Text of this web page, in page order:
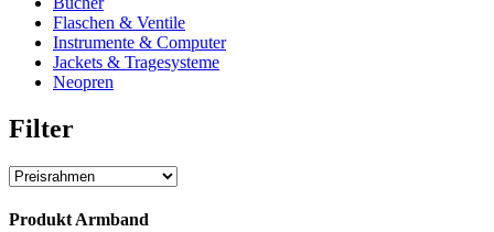
Flaschen & Ventile
Instrumente & Computer
Jackets & Tragesysteme
Neopren
Filter
Produkt Armband